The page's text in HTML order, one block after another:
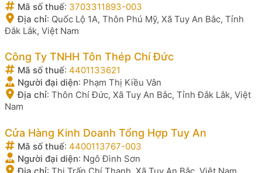
Mã số thuế: 3703311893-003
Địa chỉ: Quốc Lộ 1A, Thôn Phú Mỹ, Xã Tuy An Bắc, Tỉnh
Đắk Lắk, Việt Nam
Công Ty TNHH Tôn Thép Chí Đức
Mã số thuế: 4401133621
Người đại diện: Phạm Thị Kiều Vân
Địa chỉ: Thôn Chí Đức, Xã Tuy An Bắc, Tỉnh Đắk Lắk, Việt
Nam
Cửa Hàng Kinh Doanh Tổng Hợp Tuy An
Mã số thuế: 4400113767-003
Người đại diện: Ngô Đình Sơn
Địa chỉ: Thị Trấn Chí Thạnh, Xã Tuy An Bắc, Việt Nam